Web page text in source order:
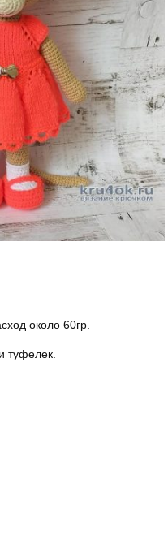
около 60гр.
туфелек.